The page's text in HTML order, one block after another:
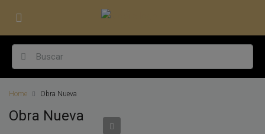
Home Obra Nueva
Obra Nueva